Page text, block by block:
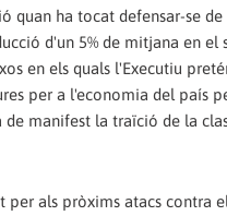
ha tocat defensar-se de
d'un 5% de mitjana en el
en els quals l'Executiu
per a l'economia del país
manifest la traïció de la
per als pròxims atacs contra